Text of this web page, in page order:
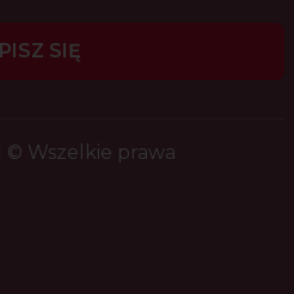
SIĘ
Wszelkie prawa